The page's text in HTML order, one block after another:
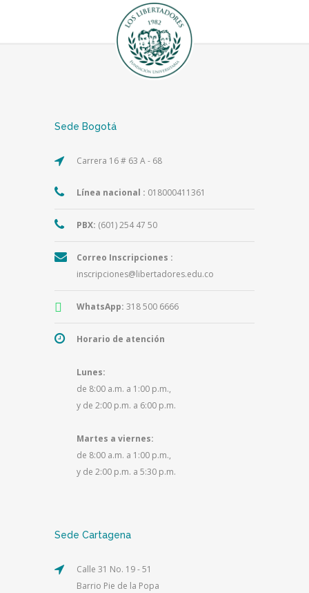
Sede Bogotá
Carrera 16 # 63 A - 68
Línea nacional : 018000411361
PBX: (601) 254 47 50
Correo Inscripciones :
inscripciones@libertadores.edu.co
WhatsApp: 318 500 6666
Horario de atención
Lunes:
de 8:00 a.m. a 1:00 p.m.,
y de 2:00 p.m. a 6:00 p.m.
Martes a viernes:
de 8:00 a.m. a 1:00 p.m.,
y de 2:00 p.m. a 5:30 p.m.
Sede Cartagena
Calle 31 No. 19 - 51
Barrio Pie de la Popa